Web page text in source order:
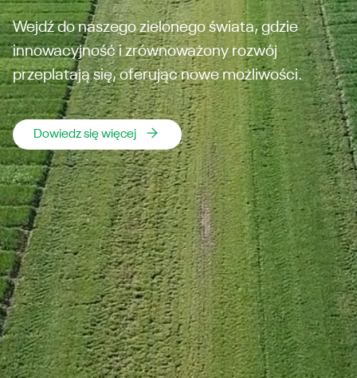
Wejdź do naszego zielonego świata, gdzie
innowacyjność i zrównoważony rozwój
przeplatają się, oferując nowe możliwości.
Dowiedz się więcej